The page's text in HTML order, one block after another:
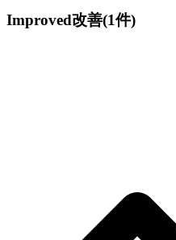
Improved改善(1件)